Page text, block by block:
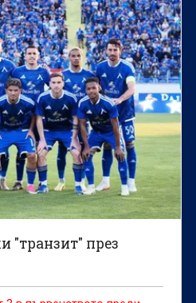
"транзит" през